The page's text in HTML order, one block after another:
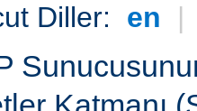
Diller: en |